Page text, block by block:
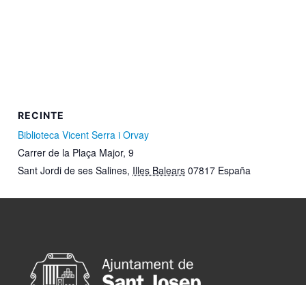
RECINTE
Biblioteca Vicent Serra i Orvay
Carrer de la Plaça Major, 9
Sant Jordi de ses Salines, Illes Balears 07817 España